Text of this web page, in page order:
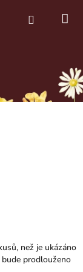
Hledat Přihlášení
než je ukázáno
prodlouženo